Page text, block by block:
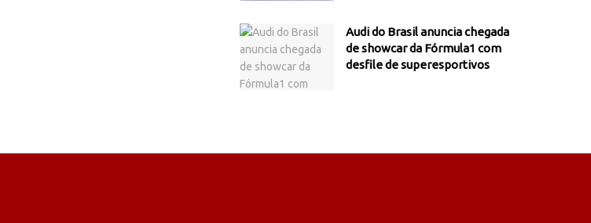
Audi do Brasil anuncia chegada
de showcar da Fórmula1 com
desfile de superesportivos